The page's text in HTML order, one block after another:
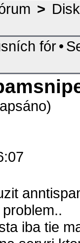
>
fór•
iba tie